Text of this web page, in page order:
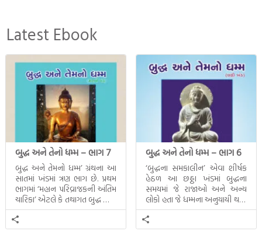
Latest Ebook
બુદ્ધ અને તેનો ધમ્મ – ભાગ 7
બુદ્ધ અને તેમનો ધમ્મ’ ગ્રંથના આ
સાતમાં ખંડમાં ત્રણ ભાગ છે. પ્રથમ
ભાગમાં ‘મહાન પરિવ્રાજકની અંતિમ
ચારિકા’ એટલે કે તથાગત બુદ્ધ સાથે
સતત પરિભ્રમણ કરતા સહચારીઓ
સાથે ફરી એકવારની
મુલાકાત, બીજા ભાગમાં તથાગતે
બુદ્ધ અને તેનો ધમ્મ – ભાગ 6
‘બુદ્ધના સમકાલીન’ એવા શીર્ષક
હેઠળ આ છઠ્ઠા ખંડમાં બુદ્ધના
સમયમાં જે રાજાઓ અને અન્ય
લોકો હતા જે ધમ્મના અનુયાયી થયા.
તેમનો અને બુદ્ધ વચ્ચે થયેલો
સત્સંગ વીશે જાણકારી મળે છે.